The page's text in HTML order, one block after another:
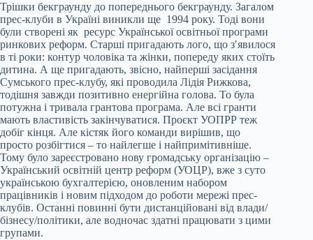
Трішки бекграунду до попереднього бекграунду. Загалом
прес-клуби в Україні виникли ще 1994 року. Тоді вони
були створені як ресурс Української освітньої програми
ринкових реформ. Старші пригадають лого, що зʹявилося
в ті роки: контур чоловіка та жінки, попереду яких стоїть
дитина. А ще пригадають, звісно, найперші засідання
Сумського прес-клубу, які проводила Лідія Рижкова,
тодішня завжди позитивно енергійна голова. То була
потужна і тривала грантова програма. Але всі гранти
мають властивість закінчуватися. Проєкт УОПРР теж
добіг кінця. Але кістяк його команди вирішив, що
просто розбігтися – то найлегше і найпримітивніше.
Тому було зареєстровано нову громадську організацію –
Український освітній центр реформ (УОЦР), вже з суто
українською бухгалтерією, оновленим набором
працівників і новим підходом до роботи мережі прес-
клубів. Останні повинні бути дистанційовані від влади/
бізнесу/політики, але водночас здатні працювати з цими
групами.